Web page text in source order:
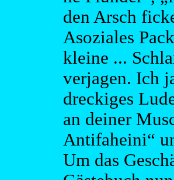
den Arsch
Asoziales
kleine ...
verjagen. Ich
dreckiges
an deiner
Antifaheini“
Um das